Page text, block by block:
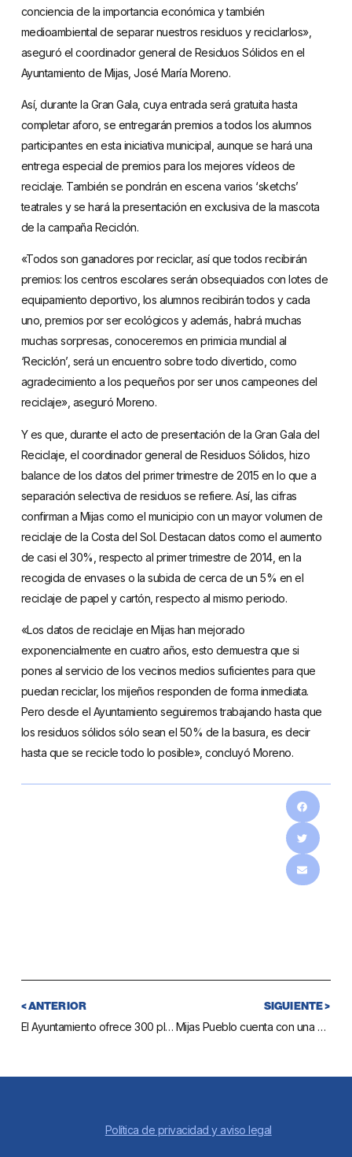
conciencia de la importancia económica y también
medioambiental de separar nuestros residuos y reciclarlos»,
aseguró el coordinador general de Residuos Sólidos en el
Ayuntamiento de Mijas, José María Moreno.
Así, durante la Gran Gala, cuya entrada será gratuita hasta
completar aforo, se entregarán premios a todos los alumnos
participantes en esta iniciativa municipal, aunque se hará una
entrega especial de premios para los mejores vídeos de
reciclaje. También se pondrán en escena varios ‘sketchs’
teatrales y se hará la presentación en exclusiva de la mascota
de la campaña Reciclón.
«Todos son ganadores por reciclar, así que todos recibirán
premios: los centros escolares serán obsequiados con lotes de
equipamiento deportivo, los alumnos recibirán todos y cada
uno, premios por ser ecológicos y además, habrá muchas
muchas sorpresas, conoceremos en primicia mundial al
‘Reciclón’, será un encuentro sobre todo divertido, como
agradecimiento a los pequeños por ser unos campeones del
reciclaje», aseguró Moreno.
Y es que, durante el acto de presentación de la Gran Gala del
Reciclaje, el coordinador general de Residuos Sólidos, hizo
balance de los datos del primer trimestre de 2015 en lo que a
separación selectiva de residuos se refiere. Así, las cifras
confirman a Mijas como el municipio con un mayor volumen de
reciclaje de la Costa del Sol. Destacan datos como el aumento
de casi el 30%, respecto al primer trimestre de 2014, en la
recogida de envases o la subida de cerca de un 5% en el
reciclaje de papel y cartón, respecto al mismo periodo.
«Los datos de reciclaje en Mijas han mejorado
exponencialmente en cuatro años, esto demuestra que si
pones al servicio de los vecinos medios suficientes para que
puedan reciclar, los mijeños responden de forma inmediata.
Pero desde el Ayuntamiento seguiremos trabajando hasta que
los residuos sólidos sólo sean el 50% de la basura, es decir
hasta que se recicle todo lo posible», concluyó Moreno.
< ANTERIOR
El Ayuntamiento ofrece 300 plazas más para el viaje al Caminito del Rey para todas las edades
SIGUIENTE >
Mijas Pueblo cuenta con una nueva guía audiovisual en cinco idiomas para recorrer el casco histórico
Política de privacidad y aviso legal